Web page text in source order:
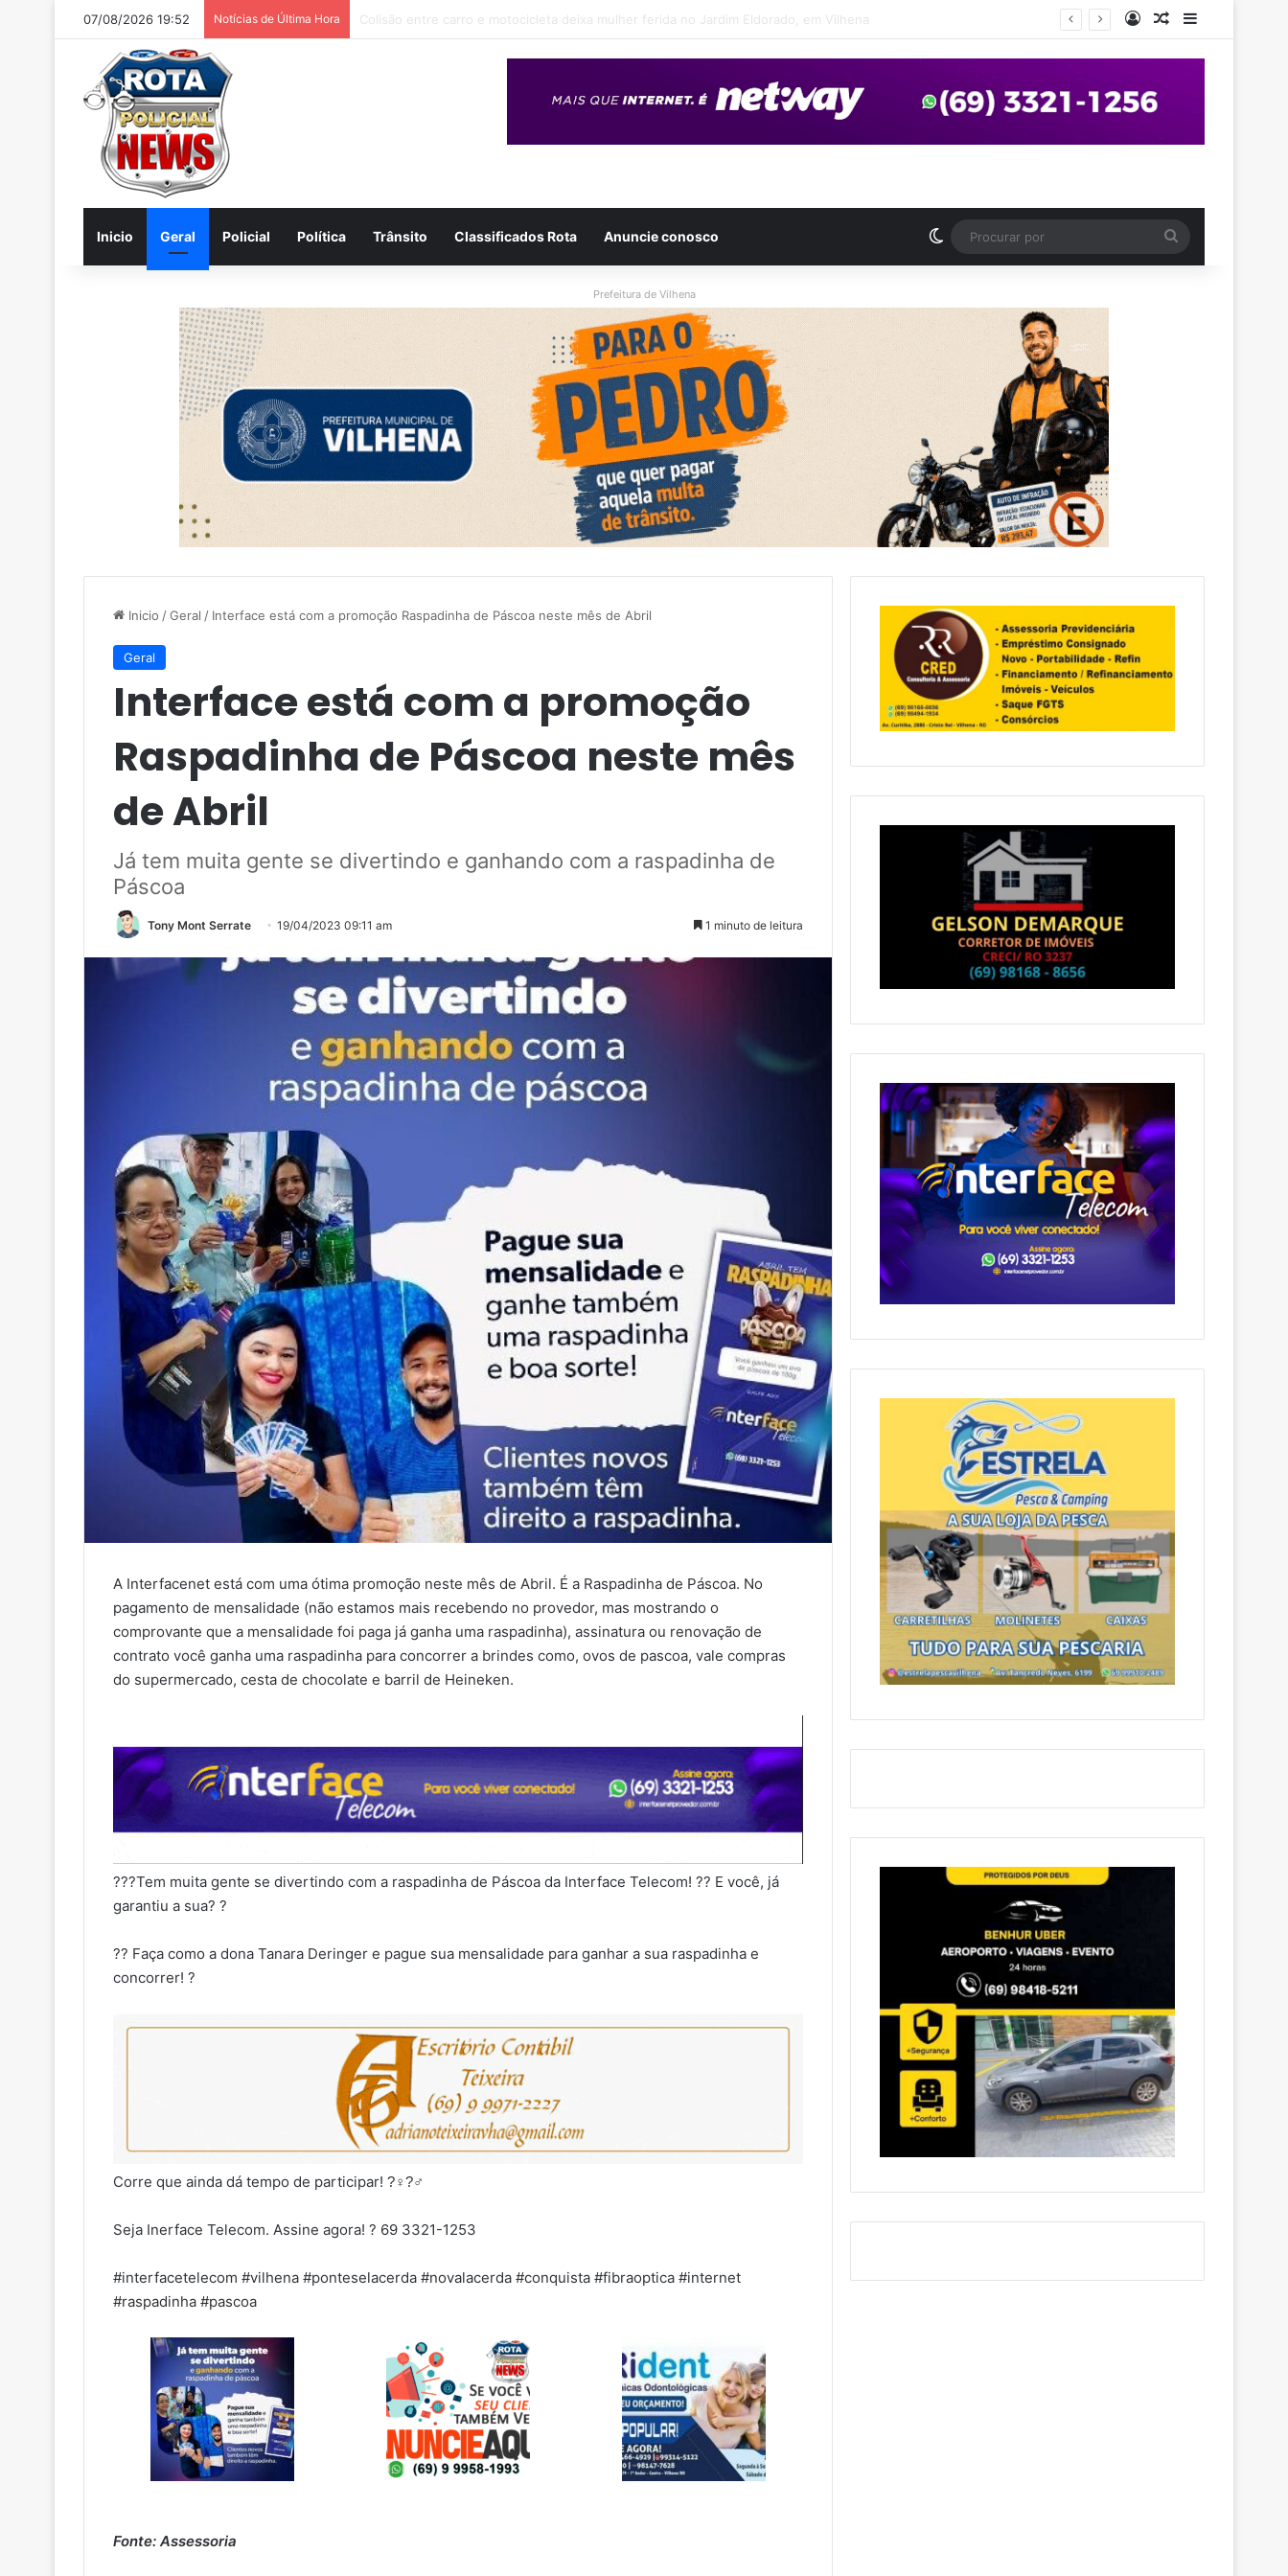
07/08/2026 19:52 Notícias de Última Hora Homem é preso após ser flagrado repassando porção de maconha a garoto de 14 anos em praça de Vilhena EntrarArtigo aleatório
Inicio Geral Policial Política Trânsito Classificados Rota Anuncie conosco Switch skin
por
Prefeitura de Vilhena
Inicio /Geral / Interface está com a promoção Raspadinha de Páscoa neste mês de Abril
Geral
Interface está com a promoção
Raspadinha de Páscoa neste mês
de Abril
Já tem muita gente se divertindo e ganhando com a raspadinha de
Páscoa
Tony Mont Serrate 19/04/2023 09:11 am 1 minuto de leitura
A Interfacenet está com uma ótima promoção neste mês de Abril. É a Raspadinha de Páscoa. No
pagamento de mensalidade (não estamos mais recebendo no provedor, mas mostrando o
comprovante que a mensalidade foi paga já ganha uma raspadinha), assinatura ou renovação de
contrato você ganha uma raspadinha para concorrer a brindes como, ovos de pascoa, vale compras
do supermercado, cesta de chocolate e barril de Heineken.
???Tem muita gente se divertindo com a raspadinha de Páscoa da Interface Telecom! ?? E você, já
garantiu a sua? ?
?? Faça como a dona Tanara Deringer e pague sua mensalidade para ganhar a sua raspadinha e
concorrer! ?
Corre que ainda dá tempo de participar! ?‍♀?‍♂
Seja Inerface Telecom. Assine agora! ? 69 3321-1253
#interfacetelecom #vilhena #ponteselacerda #novalacerda #conquista #fibraoptica #internet
#raspadinha #pascoa
Fonte: Assessoria